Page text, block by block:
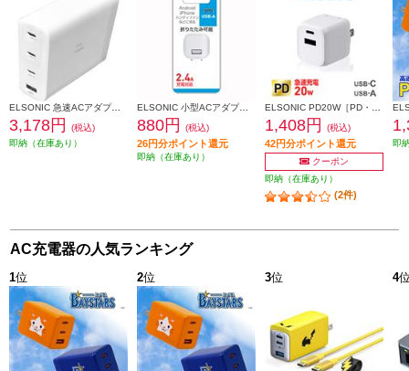
ELSONIC 急速ACアダプター【ノートPC・タブレット対応/PD100W/タイプC/USB-A】 ECX-PD100C3
3,178円
(税込)
即納（在庫あり）
ELSONIC 小型ACアダプター 5V2.4A [ハンディファンなど夏の持ち運びアイテムと一緒に！] ECAC24A02
880円 (税込)
26円分ポイント還元
即納（在庫あり）
1,408円 (税込)
42円分ポイント還元
クーポン
即納（在庫あり）
(2件)
即
AC充電器の人気ランキング
1位 2位 3位 4